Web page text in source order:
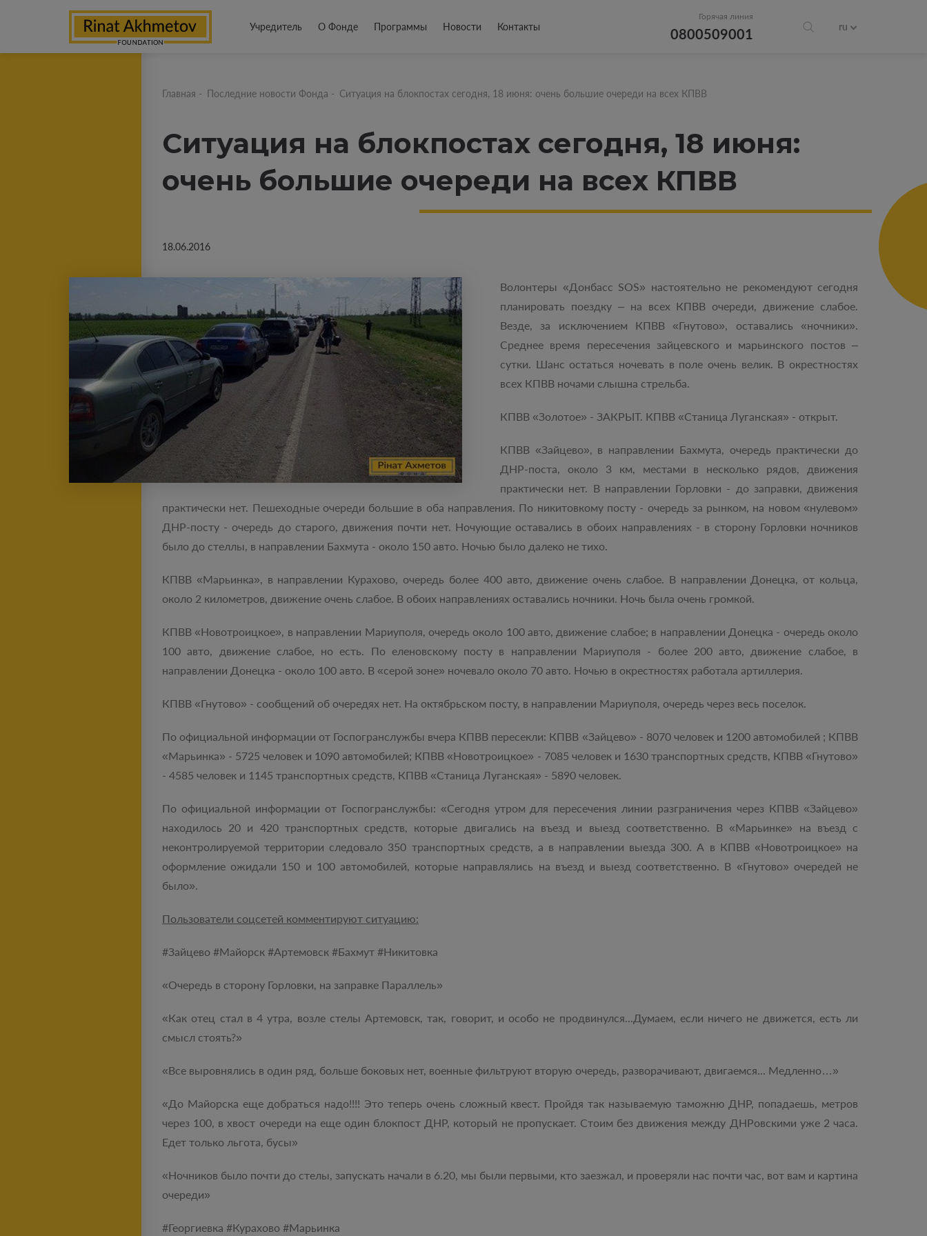
Учредитель О Фонде Программы Новости Контакты
Горячая линия
0800509001 ru
Главная - Последние новости Фонда - Ситуация на блокпостах сегодня, 18 июня: очень большие очереди на всех КПВВ
Ситуация на блокпостах сегодня, 18 июня:
очень большие очереди на всех КПВВ
18.06.2016
Волонтеры «Донбасс SOS» настоятельно не рекомендуют сегодня
планировать поездку – на всех КПВВ очереди, движение слабое.
Везде, за исключением КПВВ «Гнутово», оставались «ночники».
Среднее время пересечения зайцевского и марьинского постов –
сутки. Шанс остаться ночевать в поле очень велик. В окрестностях
всех КПВВ ночами слышна стрельба.
КПВВ «Золотое» - ЗАКРЫТ. КПВВ «Станица Луганская» - открыт.
КПВВ «Зайцево», в направлении Бахмута, очередь практически до
ДНР-поста, около 3 км, местами в несколько рядов, движения
практически нет. В направлении Горловки - до заправки, движения
практически нет. Пешеходные очереди большие в оба направления. По никитовкому посту - очередь за рынком, на новом «нулевом»
ДНР-посту - очередь до старого, движения почти нет. Ночующие оставались в обоих направлениях - в сторону Горловки ночников
было до стеллы, в направлении Бахмута - около 150 авто. Ночью было далеко не тихо.
КПВВ «Марьинка», в направлении Курахово, очередь более 400 авто, движение очень слабое. В направлении Донецка, от кольца,
около 2 километров, движение очень слабое. В обоих направлениях оставались ночники. Ночь была очень громкой.
КПВВ «Новотроицкое», в направлении Мариуполя, очередь около 100 авто, движение слабое; в направлении Донецка - очередь около
100 авто, движение слабое, но есть. По еленовскому посту в направлении Мариуполя - более 200 авто, движение слабое, в
направлении Донецка - около 100 авто. В «серой зоне» ночевало около 70 авто. Ночью в окрестностях работала артиллерия.
КПВВ «Гнутово» - сообщений об очередях нет. На октябрьском посту, в направлении Мариуполя, очередь через весь поселок.
По официальной информации от Госпогранслужбы вчера КПВВ пересекли: КПВВ «Зайцево» - 8070 человек и 1200 автомобилей ; КПВВ
«Марьинка» - 5725 человек и 1090 автомобилей; КПВВ «Новотроицкое» - 7085 человек и 1630 транспортных средств, КПВВ «Гнутово»
- 4585 человек и 1145 транспортных средств, КПВВ «Станица Луганская» - 5890 человек.
По официальной информации от Госпогранслужбы: «Сегодня утром для пересечения линии разграничения через КПВВ «Зайцево»
находилось 20 и 420 транспортных средств, которые двигались на въезд и выезд соответственно. В «Марьинке» на въезд с
неконтролируемой территории следовало 350 транспортных средств, а в направлении выезда 300. А в КПВВ «Новотроицкое» на
оформление ожидали 150 и 100 автомобилей, которые направлялись на въезд и выезд соответственно. В «Гнутово» очередей не
было».
Пользователи соцсетей комментируют ситуацию:
#‎Зайцево #‎Майорск #‎Артемовск #‎Бахмут #‎Никитовка
«Очередь в сторону Горловки, на заправке Параллель»
«Как отец стал в 4 утра, возле стелы Артемовск, так, говорит, и особо не продвинулся...Думаем, если ничего не движется, есть ли
смысл стоять?»
«Все выровнялись в один ряд, больше боковых нет, военные фильтруют вторую очередь, разворачивают, двигаемся... Медленно…»
«До Майорска еще добраться надо!!!! Это теперь очень сложный квест. Пройдя так называемую таможню ДНР, попадаешь, метров
через 100, в хвост очереди на еще один блокпост ДНР, который не пропускает. Стоим без движения между ДНРовскими уже 2 часа.
Едет только льгота, бусы»
«Ночников было почти до стелы, запускать начали в 6.20, мы были первыми, кто заезжал, и проверяли нас почти час, вот вам и картина
очереди»
#‎Георгиевка #‎Курахово #‎Марьинка